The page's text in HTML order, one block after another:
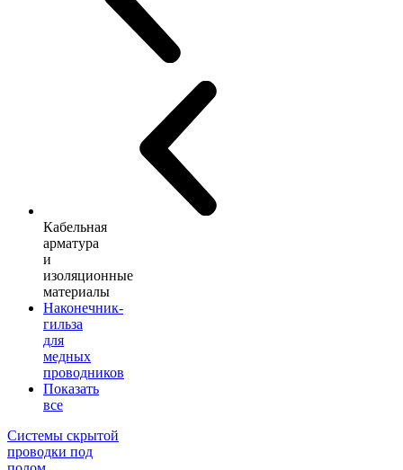
Кабельная
арматура
и
изоляционные
материалы
Наконечник-
гильза
для
медных
проводников
Показать
все
Системы скрытой
проводки под